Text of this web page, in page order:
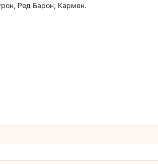
Ред Барон, Кармен.